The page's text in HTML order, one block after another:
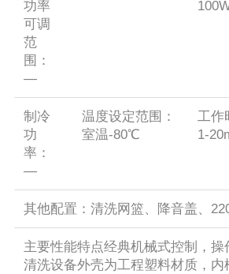
功率
可调
范
围：
—
制冷
功
率：
—
温度设定范围：
室温-80℃
工作
1-
其他配置：清洗网篮、降音盖、
主要性能特点经典机械式控制，操
清洗设备外壳为工程塑料材质，内